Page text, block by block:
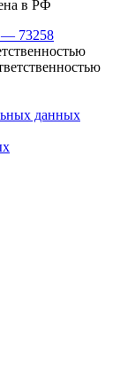
в РФ
— 73258
данных